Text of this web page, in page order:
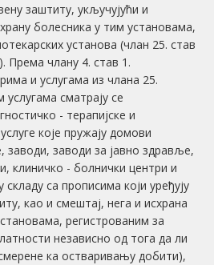
заштиту, укључујући и
болесника у тим установама,
установа (члан 25. став
Према члану 4. став 1.
и услугама из члана 25.
сматрају се
- терапијске и
које пружају домови
заводи за јавно здравље,
клиничко - болнички центри и
складу са прописима који уређују
као и смештај, нега и исхрана
регистрованим за
независно од тога да ли
ка остваривању добити),